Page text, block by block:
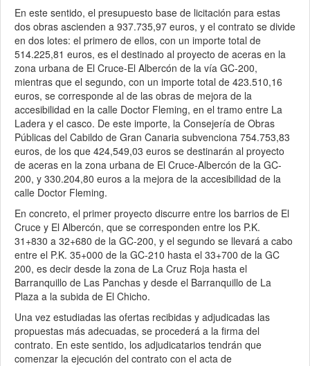
En este sentido, el presupuesto base de licitación para estas
dos obras ascienden a 937.735,97 euros, y el contrato se divide
en dos lotes: el primero de ellos, con un importe total de
514.225,81 euros, es el destinado al proyecto de aceras en la
zona urbana de El Cruce-El Albercón de la vía GC-200,
mientras que el segundo, con un importe total de 423.510,16
euros, se corresponde al de las obras de mejora de la
accesibilidad en la calle Doctor Fleming, en el tramo entre La
Ladera y el casco. De este importe, la Consejería de Obras
Públicas del Cabildo de Gran Canaria subvenciona 754.753,83
euros, de los que 424,549,03 euros se destinarán al proyecto
de aceras en la zona urbana de El Cruce-Albercón de la GC-
200, y 330.204,80 euros a la mejora de la accesibilidad de la
calle Doctor Fleming.
En concreto, el primer proyecto discurre entre los barrios de El
Cruce y El Albercón, que se corresponden entre los P.K.
31+830 a 32+680 de la GC-200, y el segundo se llevará a cabo
entre el P.K. 35+000 de la GC-210 hasta el 33+700 de la GC
200, es decir desde la zona de La Cruz Roja hasta el
Barranquillo de Las Panchas y desde el Barranquillo de La
Plaza a la subida de El Chicho.
Una vez estudiadas las ofertas recibidas y adjudicadas las
propuestas más adecuadas, se procederá a la firma del
contrato. En este sentido, los adjudicatarios tendrán que
comenzar la ejecución del contrato con el acta de